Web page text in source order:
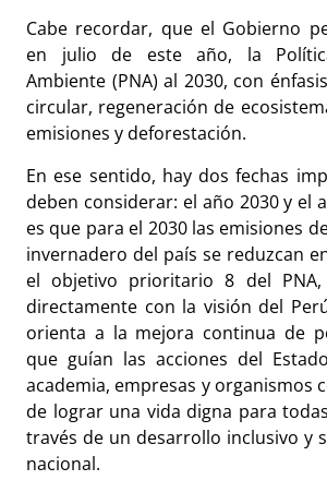
Cabe recordar, que el Gobierno
en julio de este año, la
Ambiente (PNA) al 2030, con
circular, regeneración de
emisiones y deforestación.
En ese sentido, hay dos fechas
deben considerar: el año 2030 y el
es que para el 2030 las emisiones
invernadero del país se reduzcan
el objetivo prioritario 8 del
directamente con la visión del
orienta a la mejora continua de
que guían las acciones del
academia, empresas y organismos
de lograr una vida digna para
través de un desarrollo inclusivo y
nacional.